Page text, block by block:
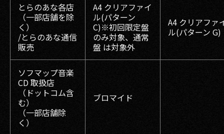
とらのあな各店
（一部店舗を除
く）
/とらのあな通信
販売
A4 クリアファイ
ル(パターン
C)※初回限定盤
のみ対象、通常
盤 は対象外
A4 クリアファ
ル(パターン G)
ソフマップ音楽
CD 取扱店
（ドットコム含
む）
（一部店舗除
く）
ブロマイド